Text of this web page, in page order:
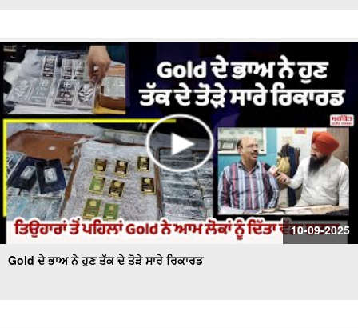
10-09-2025
Gold ਦੇ ਭਾਅ ਨੇ ਹੁਣ ਤੱਕ ਦੇ ਤੋੜੇ ਸਾਰੇ ਰਿਕਾਰਡ